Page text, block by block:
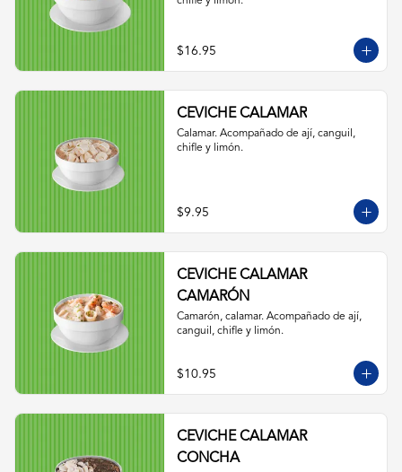
$16.95
CEVICHE CALAMAR
Calamar. Acompañado de ají, canguil,
chifle y limón.
$9.95
CEVICHE CALAMAR
CAMARÓN
Camarón, calamar. Acompañado de ají,
canguil, chifle y limón.
$10.95
CEVICHE CALAMAR
CONCHA